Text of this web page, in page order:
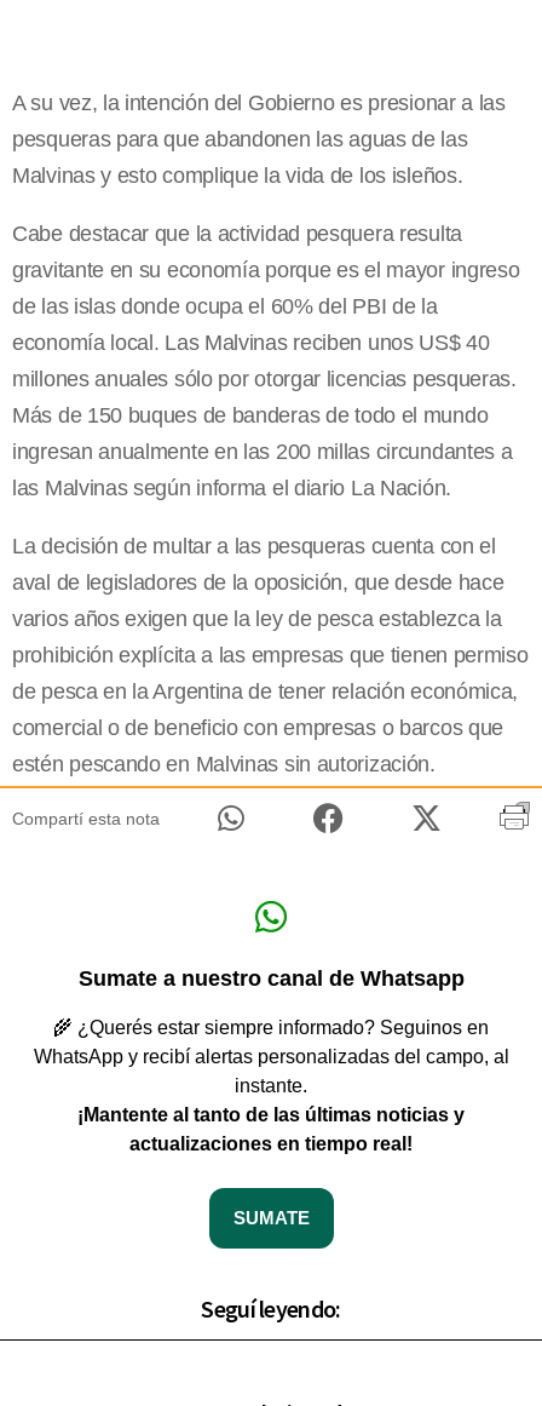
A su vez, la intención del Gobierno es presionar a las
pesqueras para que abandonen las aguas de las
Malvinas y esto complique la vida de los isleños.
Cabe destacar que la actividad pesquera resulta
gravitante en su economía porque es el mayor ingreso
de las islas donde ocupa el 60% del PBI de la
economía local. Las Malvinas reciben unos US$ 40
millones anuales sólo por otorgar licencias pesqueras.
Más de 150 buques de banderas de todo el mundo
ingresan anualmente en las 200 millas circundantes a
las Malvinas según informa el diario La Nación.
La decisión de multar a las pesqueras cuenta con el
aval de legisladores de la oposición, que desde hace
varios años exigen que la ley de pesca establezca la
prohibición explícita a las empresas que tienen permiso
de pesca en la Argentina de tener relación económica,
comercial o de beneficio con empresas o barcos que
estén pescando en Malvinas sin autorización.
Compartí esta nota
Sumate a nuestro canal de Whatsapp
🌾 ¿Querés estar siempre informado? Seguinos en
WhatsApp y recibí alertas personalizadas del campo, al
instante.
¡Mantente al tanto de las últimas noticias y
actualizaciones en tiempo real!
SUMATE
Seguí leyendo: